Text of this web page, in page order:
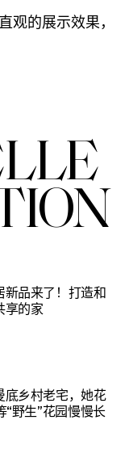
观的展示效果，
新品来了！打造和
享的家
底乡村老宅，她花
“野生”花园慢慢长